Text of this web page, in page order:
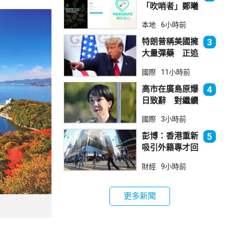
「吹哨者」鄭曦
進行刑事調查
本地 6小時前
特朗普稱美國擁
大量彈藥 正追
者」
3
國際 11小時前
高市在廣島原爆
日致辭 對繼續
含糊其辭
4
國際 3小時前
彭博：香港重新
吸引外籍專才回
5
財經 9小時前
更多新聞